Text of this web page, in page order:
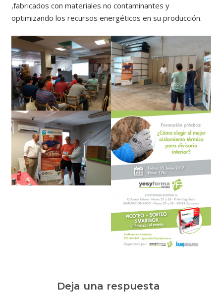
,fabricados con materiales no contaminantes y
optimizando los recursos energéticos en su producción.
Deja una respuesta